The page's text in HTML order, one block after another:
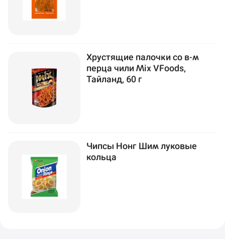
Хрустящие палочки со в-м
перца чили Mix VFoods,
Тайланд, 60 г
Чипсы Нонг Шим луковые
кольца